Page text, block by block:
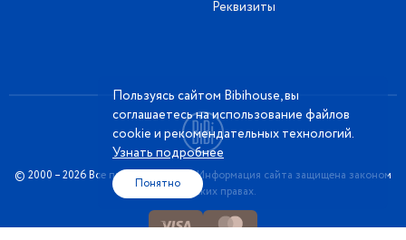
Реквизиты
© 2000 – 2026 Все права защищены. Информация сайта защищена законом
об авторских правах.
Пользуясь сайтом Bibihouse, вы
соглашаетесь на использование файлов
cookie и рекомендательных технологий.
Узнать подробнее
Понятно